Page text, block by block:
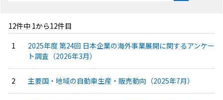
12件中 1から12件目
2025年度 第24回 日本企業の海外事業展開に関するアンケー
ト調査（2026年3月）
主要国・地域の自動車生産・販売動向（2025年7月）